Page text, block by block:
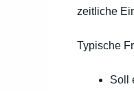
zeitliche
Typische
Soll